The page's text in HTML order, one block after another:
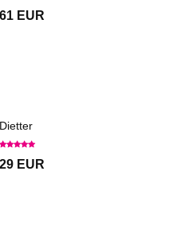
61 EUR
Dietter
29 EUR